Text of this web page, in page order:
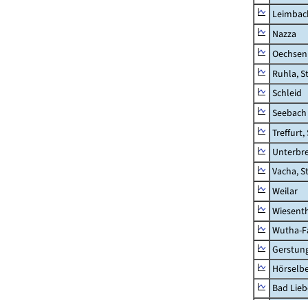
Nazza
Oechsen
Ruhla,
Schleid
Seebach
Treffurt,
Vacha,
Weilar
Wutha-
Bad